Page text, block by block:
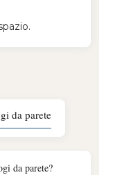
da parete
da parete?